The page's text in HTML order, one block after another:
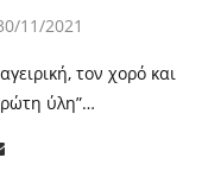
11/2021
τον χορό και
ύλη”…